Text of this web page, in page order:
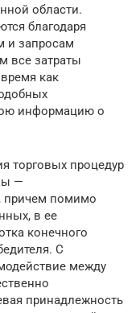
области.
благодаря
и запросам
все затраты
как
информацию о
торговых процедур
—
причем помимо
в ее
конечного
С
между
принадлежность